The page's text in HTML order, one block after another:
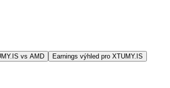
vs AMD Earnings výhled pro XTUMY.IS